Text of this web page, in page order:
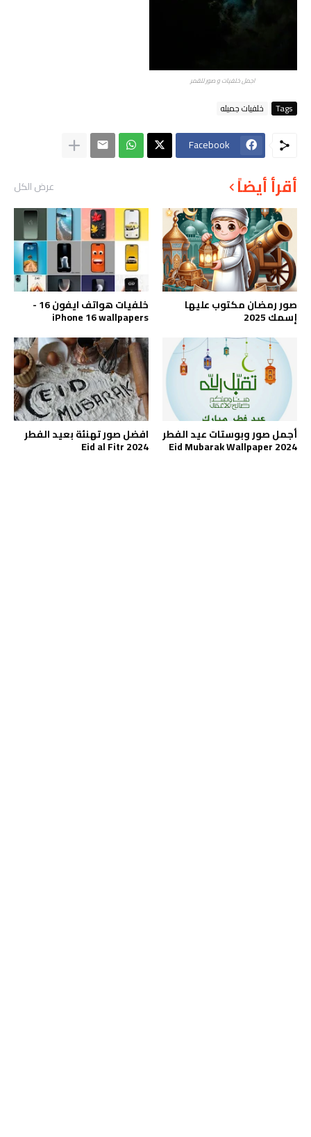
اجمل خلفيات و صور للقمر
Tags خلفيات جميله
Facebook
أقرأ أيضاً عرض الكل
صور رمضان مكتوب عليها
إسمك 2025
خلفيات هواتف ايفون 16 -
iPhone 16 wallpapers
أجمل صور وبوستات عيد الفطر
2024 Eid Mubarak Wallpaper
افضل صور تهنئة بعيد الفطر
Eid al Fitr 2024